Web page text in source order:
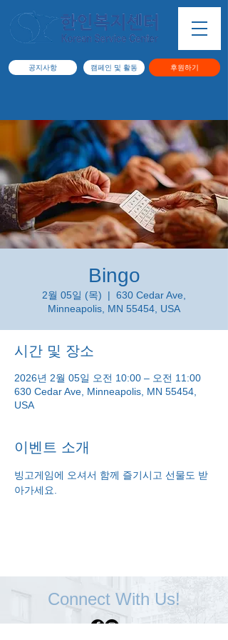
공지사항 캠페인 및 활동 후원하기
Bingo
2월 05일 (목)
  |
630 Cedar Ave,
Minneapolis, MN 55454, USA
시간 및 장소
2026년 2월 05일 오전 10:00 – 오전 11:00
630 Cedar Ave, Minneapolis, MN 55454,
USA
이벤트 소개
빙고게임에 오셔서 함께 즐기시고 선물도 받
아가세요.
Connect With Us!